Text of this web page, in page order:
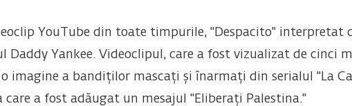
YouTube din toate timpurile, "Despacito" interpretat
Daddy Yankee. Videoclipul, care a fost vizualizat de cinci
a bandiților mascați și înarmați din serialul "La
a fost adăugat un mesajul "Eliberați Palestina."